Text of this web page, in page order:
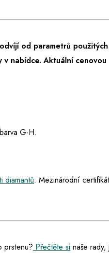
od parametrů
v nabídce.Aktuální cenovou
G-H.
diamantů. Mezinárodní
prstenu? Přečtěte si naše rady,